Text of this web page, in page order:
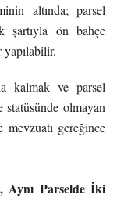
altında; parsel
şartıyla ön bahçe
yapılabilir.
kalmak ve parsel
statüsünde olmayan
gereğince
Aynı Parselde İki